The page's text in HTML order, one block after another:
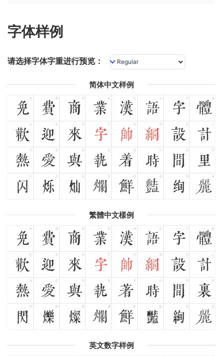
字体样例
请选择字体字重进行预览：
简体中文样例
免
免
费
费
商
商 业 汉
语
语
字
字
体
体
欢
欢
迎
迎
来
来
字
字
帅
帅
网
网
设
设
计
计
热
热
爱
爱
与
与
执
执
着
着
时
时
间
间
里
里
闪
烁
烁
灿
灿
烂
烂
鲜
鲜
艳
艳
绚
绚 丽
繁體中文樣例
免
免
費
費
商
商
業
業
漢
漢
語
語
字
字
體
體
歡
歡
迎
迎
來
來
字
字
帥
帥
網
網 設
計
計
熱
熱 愛 與
執
執 著 時 間 裡
閃 爍
燦
燦
爛
爛
鮮
鮮
豔
豔
絢
絢 麗
英文数字样例